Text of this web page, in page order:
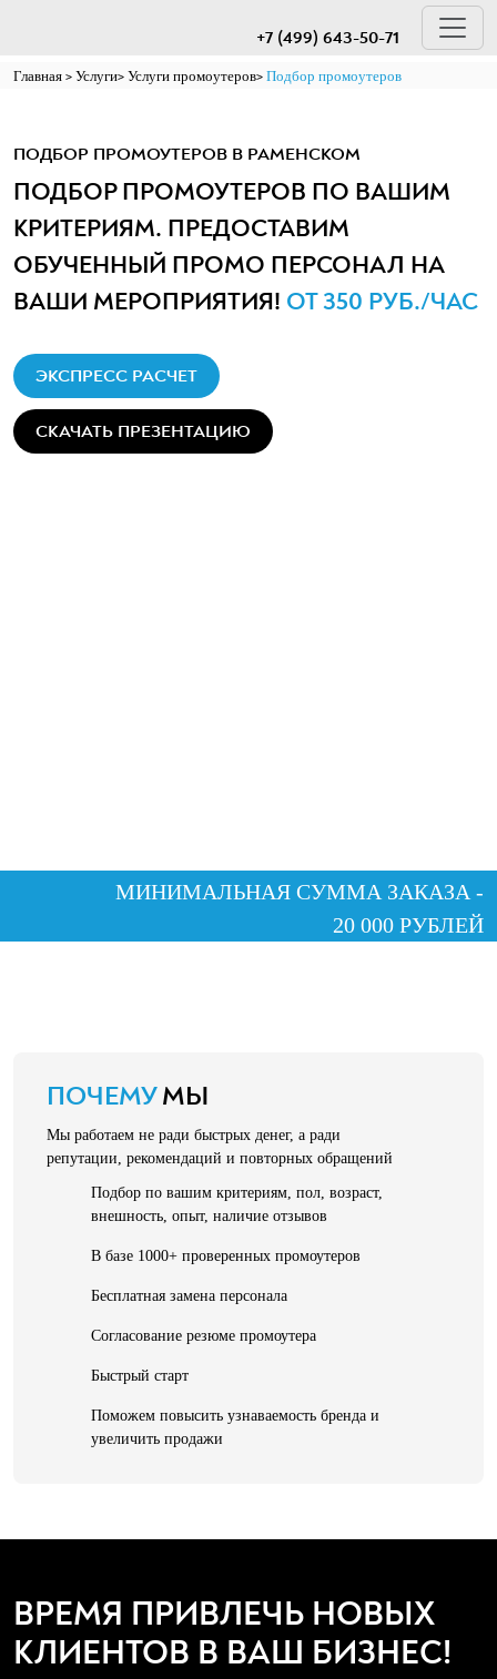
+7 (499) 643-50-71
Главная Услуги Услуги промоутеров Подбор промоутеров
ПОДБОР ПРОМОУТЕРОВ В РАМЕНСКОМ
ПОДБОР ПРОМОУТЕРОВ ПО ВАШИМ
КРИТЕРИЯМ. ПРЕДОСТАВИМ
ОБУЧЕННЫЙ ПРОМО ПЕРСОНАЛ НА
ВАШИ МЕРОПРИЯТИЯ! ОТ 350 РУБ./ЧАС
ЭКСПРЕСС РАСЧЕТ
СКАЧАТЬ ПРЕЗЕНТАЦИЮ
МИНИМАЛЬНАЯ СУММА ЗАКАЗА -
20 000 РУБЛЕЙ
ПОЧЕМУМЫ
Мы работаем не ради быстрых денег, а ради
репутации, рекомендаций и повторных обращений
Подбор по вашим критериям, пол, возраст,
внешность, опыт, наличие отзывов
В базе 1000+ проверенных промоутеров
Бесплатная замена персонала
Согласование резюме промоутера
Быстрый старт
Поможем повысить узнаваемость бренда и
увеличить продажи
ВРЕМЯ ПРИВЛЕЧЬ НОВЫХ
КЛИЕНТОВ В ВАШ БИЗНЕС!